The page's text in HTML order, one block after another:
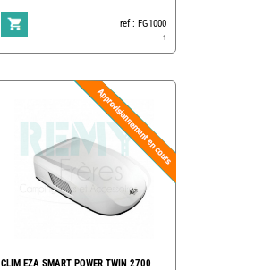
ref : FG1000
1
CLIM EZA SMART POWER TWIN 2700